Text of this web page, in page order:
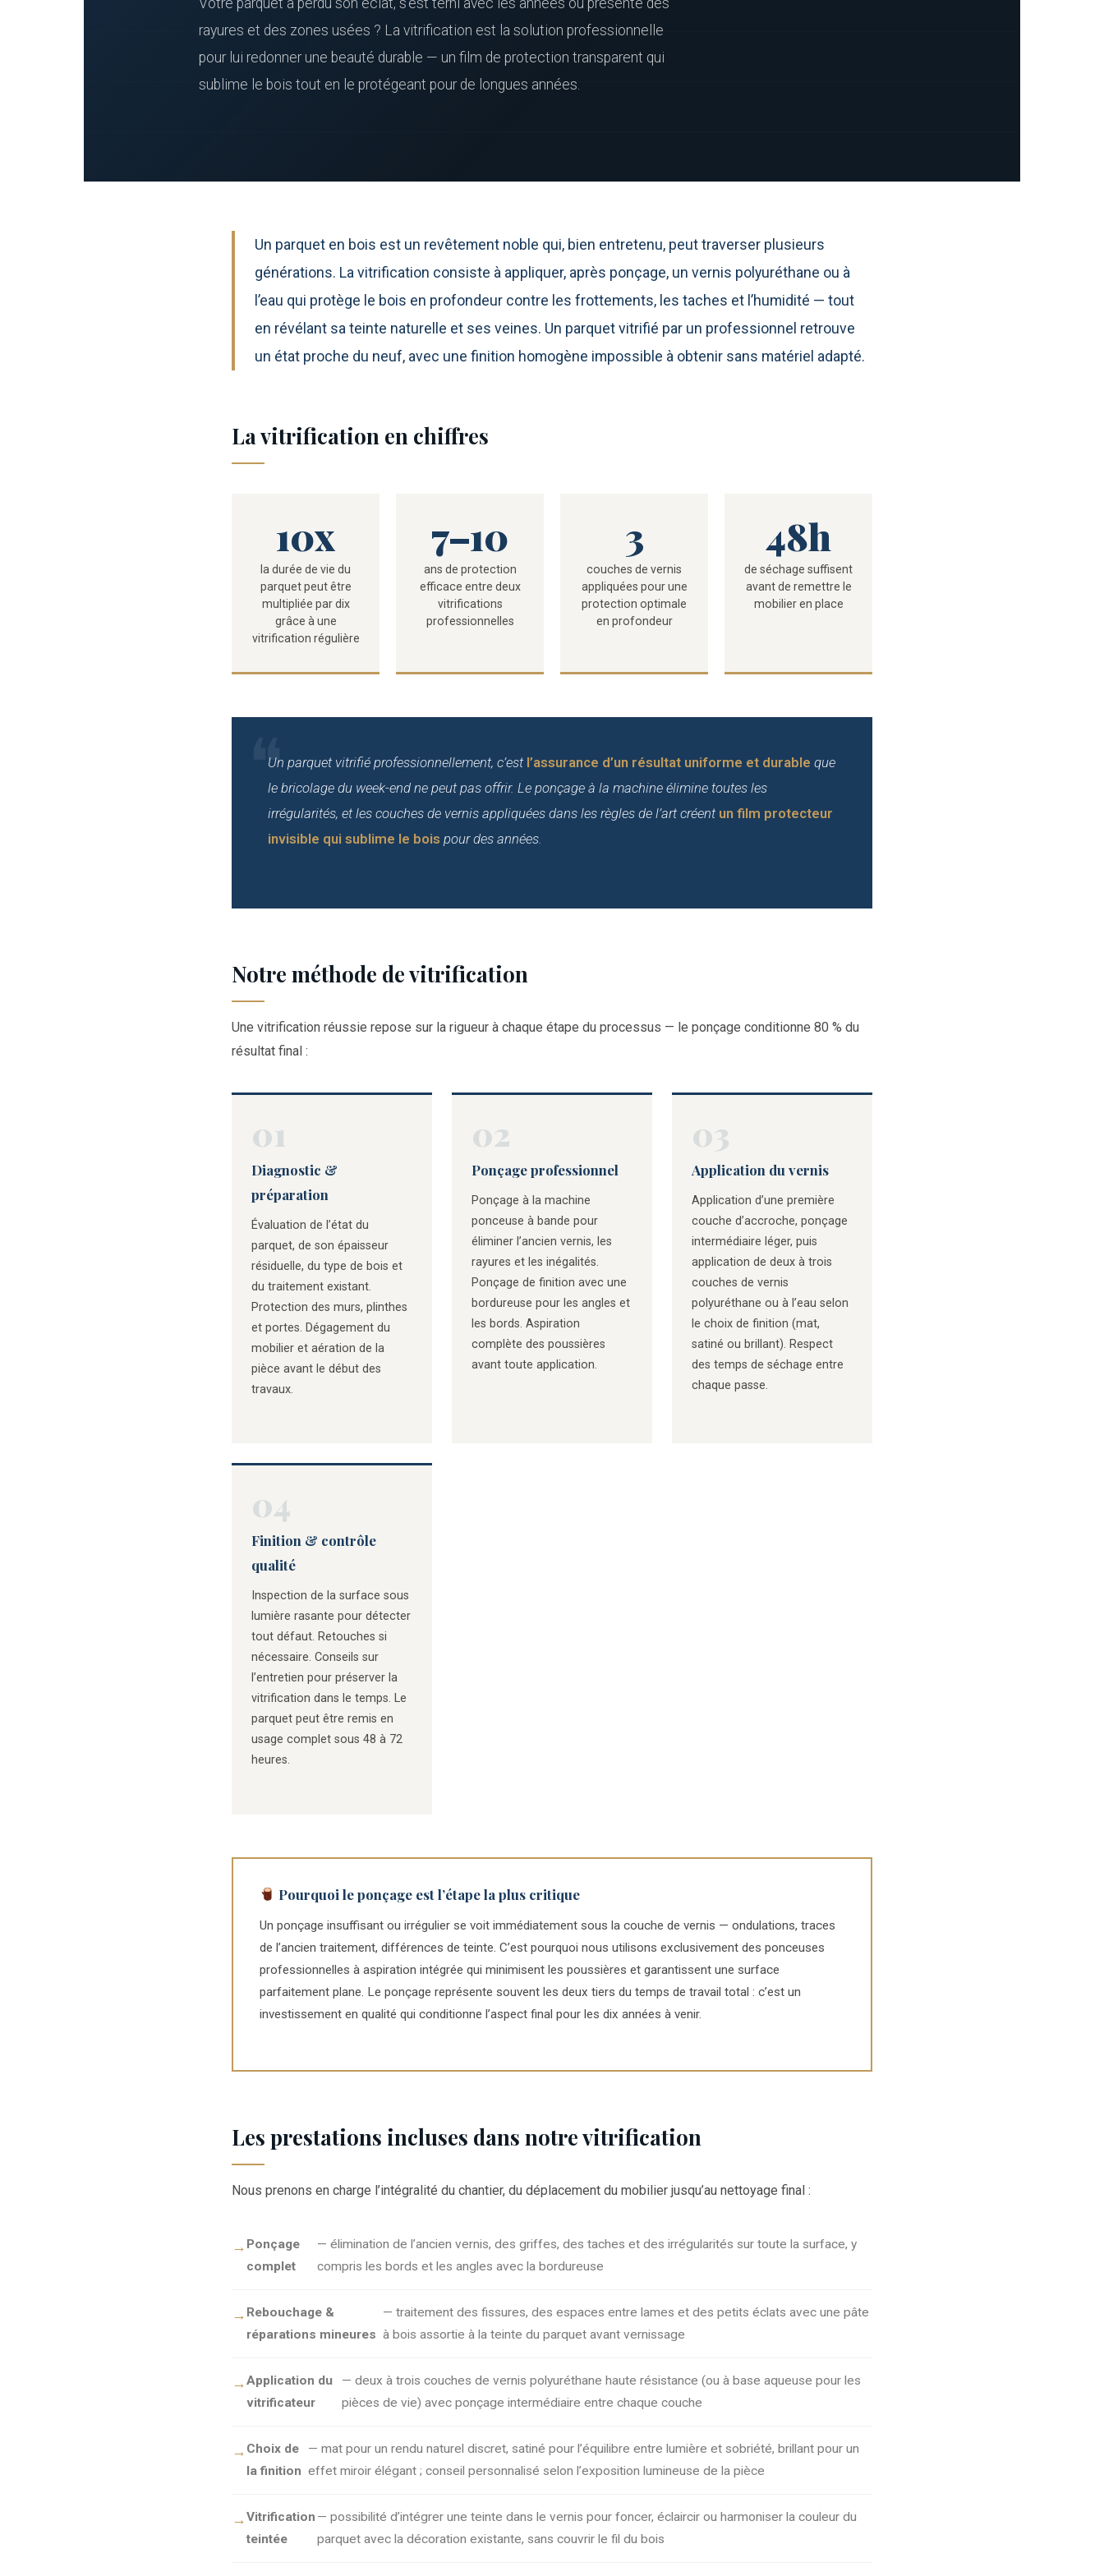
Votre parquet a perdu son éclat, s’est terni avec les années ou présente des
rayures et des zones usées ? La vitrification est la solution professionnelle
pour lui redonner une beauté durable — un film de protection transparent qui
sublime le bois tout en le protégeant pour de longues années.
Un parquet en bois est un revêtement noble qui, bien entretenu, peut traverser plusieurs
générations. La vitrification consiste à appliquer, après ponçage, un vernis polyuréthane ou à
l’eau qui protège le bois en profondeur contre les frottements, les taches et l’humidité — tout
en révélant sa teinte naturelle et ses veines. Un parquet vitrifié par un professionnel retrouve
un état proche du neuf, avec une finition homogène impossible à obtenir sans matériel adapté.
La vitrification en chiffres
10x
la durée de vie du
parquet peut être
multipliée par dix
grâce à une
vitrification régulière
7–10
ans de protection
efficace entre deux
vitrifications
professionnelles
3
couches de vernis
appliquées pour une
protection optimale
en profondeur
48h
de séchage suffisent
avant de remettre le
mobilier en place
Un parquet vitrifié professionnellement, c’est l’assurance d’un résultat uniforme et durable que
le bricolage du week-end ne peut pas offrir. Le ponçage à la machine élimine toutes les
irrégularités, et les couches de vernis appliquées dans les règles de l’art créent un film protecteur
invisible qui sublime le bois pour des années.
Notre méthode de vitrification
Une vitrification réussie repose sur la rigueur à chaque étape du processus — le ponçage conditionne 80 % du
résultat final :
01
Diagnostic &
préparation
Évaluation de l’état du
parquet, de son épaisseur
résiduelle, du type de bois et
du traitement existant.
Protection des murs, plinthes
et portes. Dégagement du
mobilier et aération de la
pièce avant le début des
travaux.
02
Ponçage professionnel
Ponçage à la machine
ponceuse à bande pour
éliminer l’ancien vernis, les
rayures et les inégalités.
Ponçage de finition avec une
bordureuse pour les angles et
les bords. Aspiration
complète des poussières
avant toute application.
03
Application du vernis
Application d’une première
couche d’accroche, ponçage
intermédiaire léger, puis
application de deux à trois
couches de vernis
polyuréthane ou à l’eau selon
le choix de finition (mat,
satiné ou brillant). Respect
des temps de séchage entre
chaque passe.
04
Finition & contrôle
qualité
Inspection de la surface sous
lumière rasante pour détecter
tout défaut. Retouches si
nécessaire. Conseils sur
l’entretien pour préserver la
vitrification dans le temps. Le
parquet peut être remis en
usage complet sous 48 à 72
heures.
Pourquoi le ponçage est l’étape la plus critique
Un ponçage insuffisant ou irrégulier se voit immédiatement sous la couche de vernis — ondulations, traces
de l’ancien traitement, différences de teinte. C’est pourquoi nous utilisons exclusivement des ponceuses
professionnelles à aspiration intégrée qui minimisent les poussières et garantissent une surface
parfaitement plane. Le ponçage représente souvent les deux tiers du temps de travail total : c’est un
investissement en qualité qui conditionne l’aspect final pour les dix années à venir.
Les prestations incluses dans notre vitrification
Nous prenons en charge l’intégralité du chantier, du déplacement du mobilier jusqu’au nettoyage final :
Ponçage
complet
— élimination de l’ancien vernis, des griffes, des taches et des irrégularités sur toute la surface, y
compris les bords et les angles avec la bordureuse
Rebouchage &
réparations mineures
— traitement des fissures, des espaces entre lames et des petits éclats avec une pâte
à bois assortie à la teinte du parquet avant vernissage
Application du
vitrificateur
— deux à trois couches de vernis polyuréthane haute résistance (ou à base aqueuse pour les
pièces de vie) avec ponçage intermédiaire entre chaque couche
Choix de
la finition
— mat pour un rendu naturel discret, satiné pour l’équilibre entre lumière et sobriété, brillant pour un
effet miroir élégant ; conseil personnalisé selon l’exposition lumineuse de la pièce
Vitrification
teintée
— possibilité d’intégrer une teinte dans le vernis pour foncer, éclaircir ou harmoniser la couleur du
parquet avec la décoration existante, sans couvrir le fil du bois